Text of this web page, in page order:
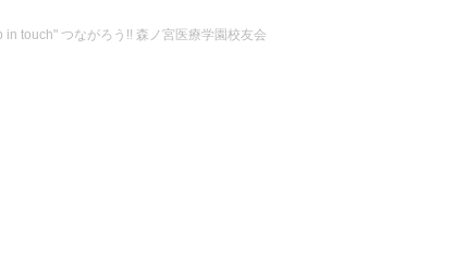
in touch" つながろう!! 森ノ宮医療学園校友会